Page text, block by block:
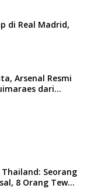
di Real Madrid,
Arsenal Resmi
dari
Seorang
8 Orang Tewas